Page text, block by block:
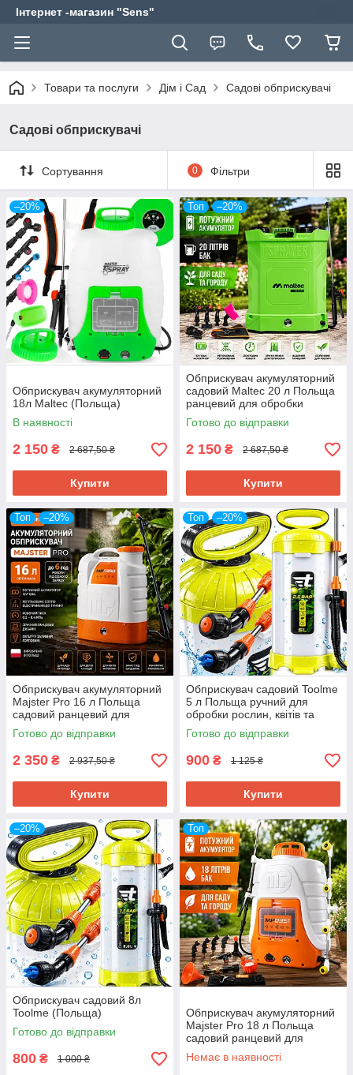
Інтернет -магазин "Sens"
Товари та послуги Дім і Сад Садові обприскувачі
Садові обприскувачі
Сортування 0 Фільтри
–20%
Обприскувач акумуляторний
18л Maltec (Польща)
В наявності
2 150 ₴ 2 687,50 ₴
Купити
Топ –20%
Обприскувач акумуляторний
садовий Maltec 20 л Польща
ранцевий для обробки
рослин та дерев
Готово до відправки
2 150 ₴ 2 687,50 ₴
Купити
Топ –20%
Обприскувач акумуляторний
Majster Pro 16 л Польща
садовий ранцевий для
обробки рослин та дерев
Готово до відправки
2 350 ₴ 2 937,50 ₴
Купити
Топ –20%
Обприскувач садовий Toolme
5 л Польща ручний для
обробки рослин, квітів та
саду
Готово до відправки
900 ₴ 1 125 ₴
Купити
–20%
Обприскувач садовий 8л
Toolme (Польща)
Готово до відправки
800 ₴ 1 000 ₴
Топ
Обприскувач акумуляторний
Majster Pro 18 л Польща
садовий ранцевий для
обробки рослин та дерев
Немає в наявності